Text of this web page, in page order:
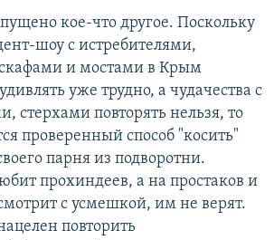
кое-что другое. Поскольку
шоу с истребителями,
и мостами в Крым
уже трудно, а чудачества с
стерхами повторять нельзя, то
проверенный способ "косить"
парня из подворотни.
прохиндеев, а на простаков и
с усмешкой, им не верят.
повторить